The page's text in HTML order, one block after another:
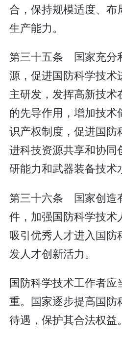
合，保持规模适度、布
生产能力。
第三十五条 国家充分
源，促进国防科学技术
主研发，发挥高新技术
的先导作用，增加技术
识产权制度，促进国防
进科技资源共享和协同
研能力和武器装备技术
第三十六条 国家创造
件，加强国防科学技术
吸引优秀人才进入国防
发人才创新活力。
国防科学技术工作者应
重。国家逐步提高国防
待遇，保护其合法权益。